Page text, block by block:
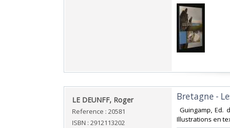
‎LE DEUNFF, Roger‎
Reference : 20581
ISBN : 2912113202
‎Bretagne -
Guingamp,
Illustrations en